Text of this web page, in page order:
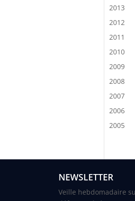
2013
2012
2011
2010
2009
2008
2007
2006
2005
NEWSLETTER
Veille hebdomadaire